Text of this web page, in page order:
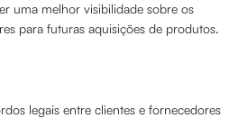
uma melhor visibilidade sobre os
para futuras aquisições de produtos.
legais entre clientes e fornecedores